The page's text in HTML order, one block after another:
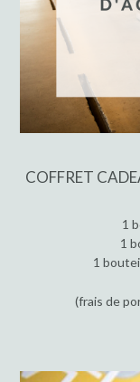
COFFRET
1
1
1
(frais de